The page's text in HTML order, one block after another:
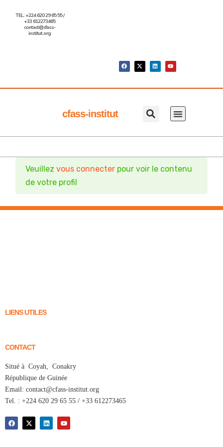
TEL: +224 620 29 65 55 /
+33 612273465
contact@cfass-
institut.org
cfass-institut
Veuillez vous connecter pour voir le contenu
de votre profil
LIENS UTILES
CONTACT
Situé à Coyah, Conakry
République de Guinée
Email: contact@cfass-institut.org
Tel. : +224 620 29 65 55 / +33 612273465